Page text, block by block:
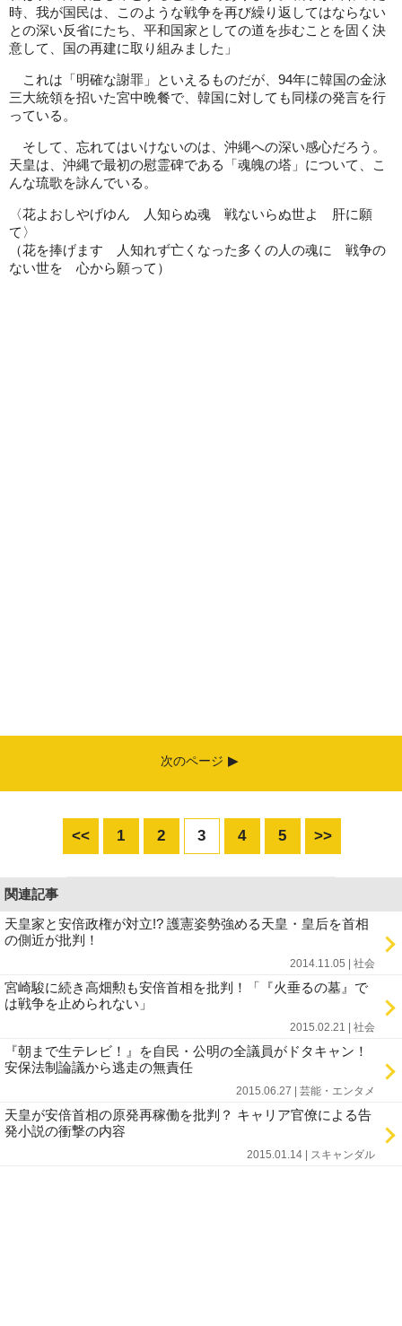
時、我が国民は、このような戦争を再び繰り返してはならない
との深い反省にたち、平和国家としての道を歩むことを固く決
意して、国の再建に取り組みました」
これは「明確な謝罪」といえるものだが、94年に韓国の金泳
三大統領を招いた宮中晩餐で、韓国に対しても同様の発言を行
っている。
そして、忘れてはいけないのは、沖縄への深い感心だろう。
天皇は、沖縄で最初の慰霊碑である「魂魄の塔」について、こ
んな琉歌を詠んでいる。
〈花よおしやげゆん 人知らぬ魂 戦ないらぬ世よ 肝に願
て〉
（花を捧げます 人知れず亡くなった多くの人の魂に 戦争の
ない世を 心から願って）
次のページ
<< 1 2 3 4 5 >>
関連記事
天皇家と安倍政権が対立!? 護憲姿勢強める天皇・皇后を首相
の側近が批判！
2014.11.05 | 社会
宮崎駿に続き高畑勲も安倍首相を批判！「『火垂るの墓』で
は戦争を止められない」
2015.02.21 | 社会
『朝まで生テレビ！』を自民・公明の全議員がドタキャン！
安保法制論議から逃走の無責任
2015.06.27 | 芸能・エンタメ
天皇が安倍首相の原発再稼働を批判？ キャリア官僚による告
発小説の衝撃の内容
2015.01.14 | スキャンダル